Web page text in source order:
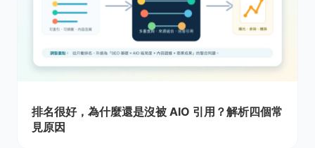
排名很好，為什麼還是沒被 AIO 引用？解析四個常
見原因